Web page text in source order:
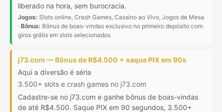
liberado na hora, sem burocracia.
Jogos: Slots online, Crash Games, Cassino ao Vivo, Jogos de Mesa
· Bônus: Bônus de boas-vindas exclusivo no primeiro depósito com
giros grátis em slots selecionados
j73.com — Bônus de R$4.500 + saque PIX em 90s
Aqui a diversão é séria
3.500+ slots e crash games no j73.com
Cadastre-se no j73.com e ganhe bônus de boas-vindas
de até R$4.500. Saque PIX em 90 segundos, 3.500+